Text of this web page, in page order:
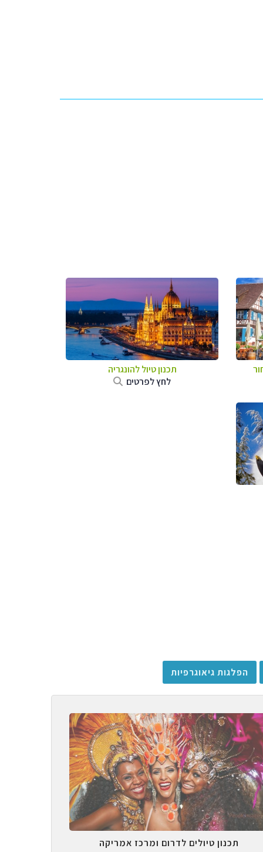
תכנון טיול להונגריה
לחץ לפרטים
הפלגות גיאוגרפיות
תכנון טיולים לדרום ומרכז אמריקה